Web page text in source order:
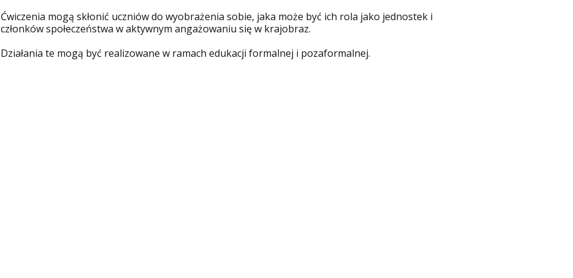
Ćwiczenia mogą skłonić uczniów do wyobrażenia sobie, jaka może być ich rola jako jednostek i
członków społeczeństwa w aktywnym angażowaniu się w krajobraz.
Działania te mogą być realizowane w ramach edukacji formalnej i pozaformalnej.